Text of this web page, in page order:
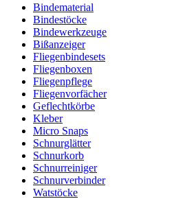
Bindematerial
Bindestöcke
Bindewerkzeuge
Bißanzeiger
Fliegenbindesets
Fliegenboxen
Fliegenpflege
Fliegenvorfächer
Geflechtkörbe
Kleber
Micro Snaps
Schnurglätter
Schnurkorb
Schnurreiniger
Schnurverbinder
Watstöcke